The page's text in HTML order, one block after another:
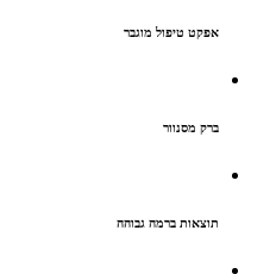
אפקט טיפול מוגבר
ברק מסנוור
תוצאות ברמה גבוהה